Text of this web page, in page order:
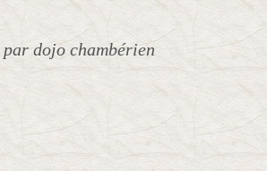
par dojo chambérien